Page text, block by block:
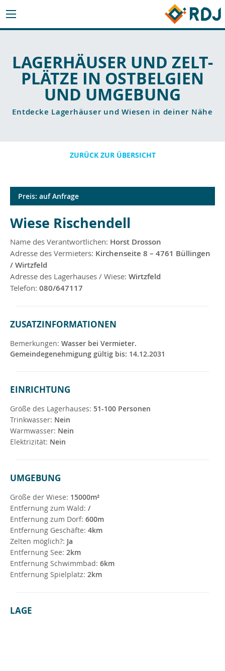
LAGERHÄUSER UND ZELT-
PLÄTZE IN OSTBELGIEN
UND UMGEBUNG
Entdecke Lagerhäuser und Wiesen in deiner Nähe
ZURÜCK ZUR ÜBERSICHT
Preis: auf Anfrage
Wiese Rischendell
Name des Verantwortlichen: Horst Drosson
Adresse des Vermieters: Kirchenseite 8 – 4761 Büllingen
/ Wirtzfeld
Adresse des Lagerhauses / Wiese: Wirtzfeld
Telefon: 080/647117
ZUSATZINFORMATIONEN
Bemerkungen: Wasser bei Vermieter.
Gemeindegenehmigung gültig bis: 14.12.2031
EINRICHTUNG
Größe des Lagerhauses: 51-100 Personen
Trinkwasser: Nein
Warmwasser: Nein
Elektrizität: Nein
UMGEBUNG
Größe der Wiese: 15000m²
Entfernung zum Wald: /
Entfernung zum Dorf: 600m
Entfernung Geschäfte: 4km
Zelten möglich?: Ja
Entfernung See: 2km
Entfernung Schwimmbad: 6km
Entfernung Spielplatz: 2km
LAGE